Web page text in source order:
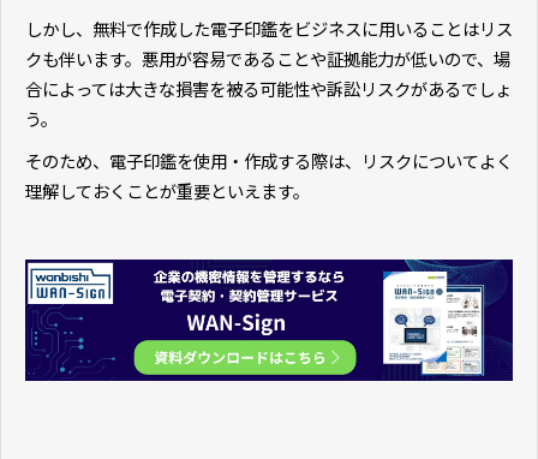
しかし、無料で作成した電子印鑑をビジネスに用いることはリス
クも伴います。悪用が容易であることや証拠能力が低いので、場
合によっては大きな損害を被る可能性や訴訟リスクがあるでしょ
う。
そのため、電子印鑑を使用・作成する際は、リスクについてよく
理解しておくことが重要といえます。